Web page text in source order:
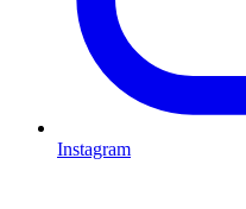
Instagram